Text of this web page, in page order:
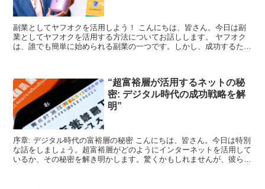
副業としてヤフオクを活用しよう！ こんにちは、皆さん。今日は副
業としてヤフオクを活用する方法についてお話しします。 ヤフオク
は、誰でも簡単に始められる副業の一つです。しかし、成功するため
“超富裕層が活用するネットの秘
密: デジタル時代の成功戦略を解
明”
序章: デジタル時代の富裕層の秘密 こんにちは、皆さん。今日は特別
な話をしましょう。超富裕層がどのようにインターネットを活用して
いるか、その秘密を解き明かします。驚くかもしれませんが、彼らの